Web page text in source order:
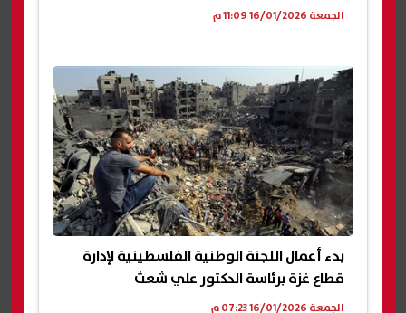
الجمعة 16/01/2026 11:09 م
بدء أعمال اللجنة الوطنية الفلسطينية لإدارة
قطاع غزة برئاسة الدكتور علي شعث
الجمعة 16/01/2026 07:23 م